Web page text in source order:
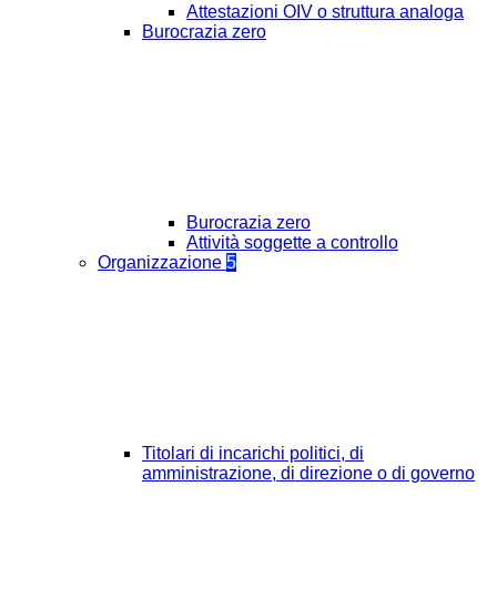
Attestazioni OIV o struttura analoga
Burocrazia zero
Burocrazia zero
Attività soggette a controllo
Organizzazione 5
Titolari di incarichi politici, di
amministrazione, di direzione o di governo